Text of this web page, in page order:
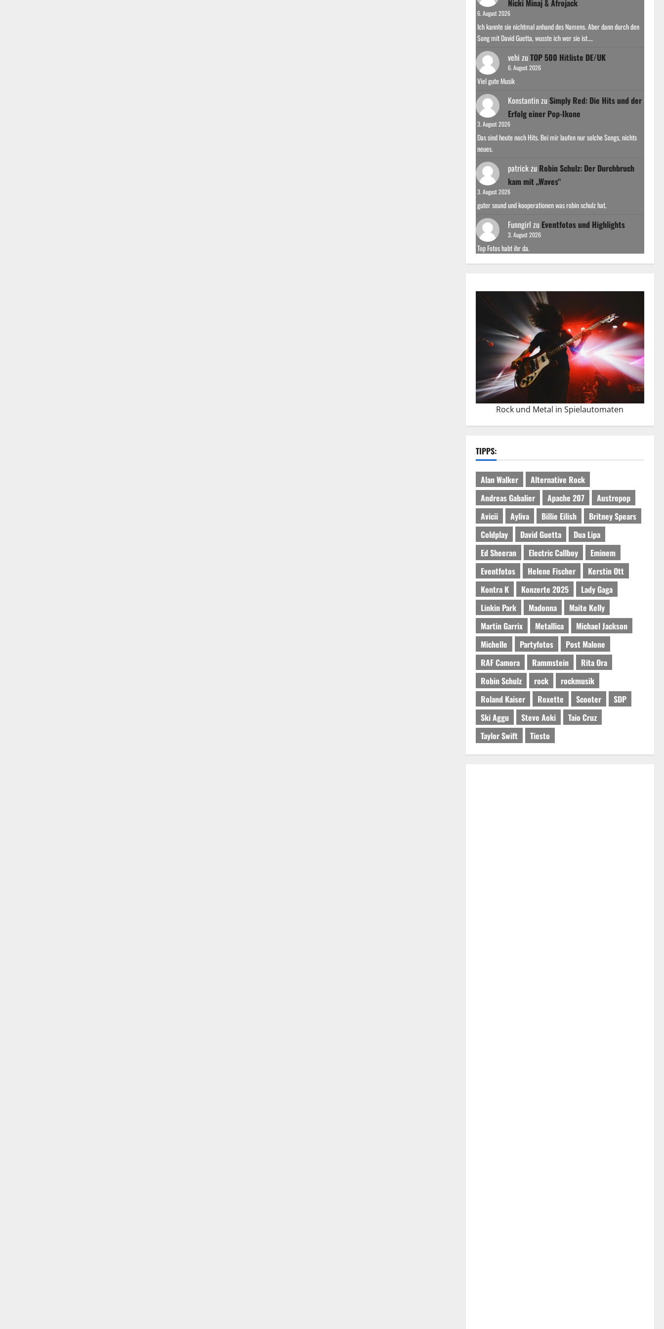
Nicki Minaj & Afrojack
6. August 2026
Ich kannte sie nichtmal anhand des Namens. Aber dann durch den
Song mit David Guetta, wusste ich wer sie ist.…
vehi zu TOP 500 Hitliste DE/UK
6. August 2026
Viel gute Musik
Konstantinzu Simply Red: Die Hits und der
Erfolg einer Pop-Ikone
3. August 2026
Das sind heute noch Hits. Bei mir laufen nur solche Songs, nichts
neues.
patrickzu Robin Schulz: Der Durchbruch
kam mit „Waves“
3. August 2026
guter sound und kooperationen was robin schulz hat.
Funngirl zu Eventfotos und Highlights
3. August 2026
Top Fotos habt ihr da.
Rock und Metal in Spielautomaten
TIPPS:
Alan Walker
Alternative Rock
Andreas Gabalier
Apache 207
Austropop
Avicii
Ayliva Billie Eilish
Britney Spears
Coldplay
David Guetta
Dua Lipa
Ed Sheeran
Electric Callboy
Eminem
Eventfotos
Helene Fischer
Kerstin Ott
Kontra K
Konzerte 2025
Lady Gaga
Linkin Park
Madonna
Maite Kelly
Martin Garrix
Metallica
Michael Jackson
Michelle
Partyfotos
Post Malone
RAF Camora
Rammstein
Rita Ora
Robin Schulz
rock
rockmusik
Roland Kaiser
Roxette Scooter
SDP
Ski Aggu
Steve Aoki
Taio Cruz
Taylor Swift
Tiesto